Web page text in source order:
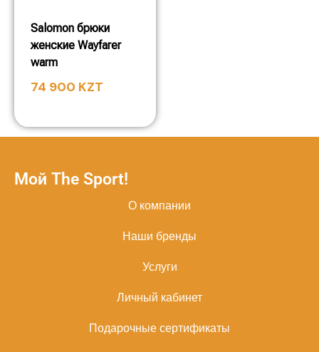
Salomon брюки
женские Wayfarer
warm
74 900 KZT
Мой The Sport!
О компании
Наши бренды
Услуги
Личный кабинет
Подарочные сертификаты